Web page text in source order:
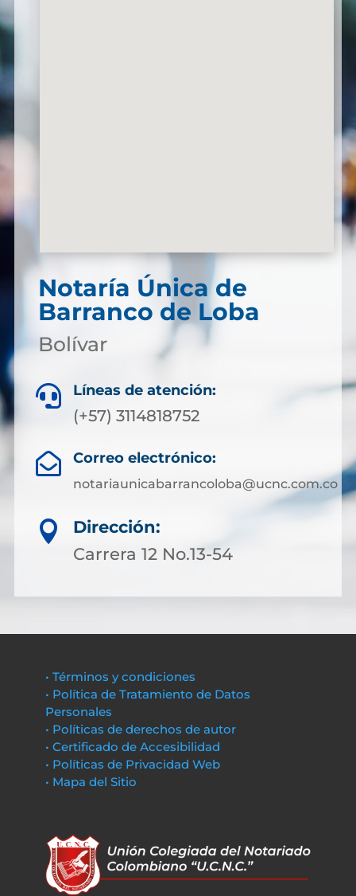
Notaría Única de
Barranco de Loba
Bolívar
 Líneas de atención:
(+57) 3114818752
 Correo electrónico:
notariaunicabarrancoloba@ucnc.com.co

Dirección:
Carrera 12 No.13-54
• Términos y condiciones
• Política de Tratamiento de Datos
Personales
• Políticas de derechos de autor
• Certificado de Accesibilidad
• Políticas de Privacidad Web
• Mapa del Sitio